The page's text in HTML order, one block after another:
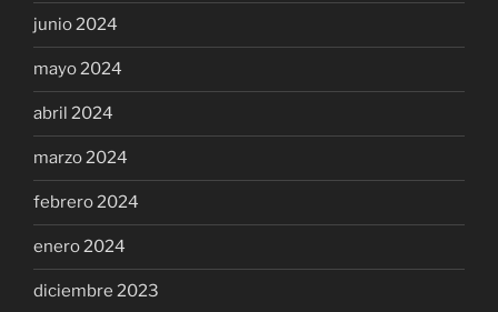
junio 2024
mayo 2024
abril 2024
marzo 2024
febrero 2024
enero 2024
diciembre 2023